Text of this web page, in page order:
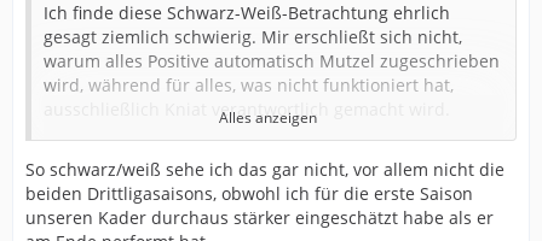
Ich finde diese Schwarz-Weiß-Betrachtung ehrlich
gesagt ziemlich schwierig. Mir erschließt sich nicht,
warum alles Positive automatisch Mutzel zugeschrieben
wird, während für alles, was nicht funktioniert hat,
ausschließlich Kniat verantwortlich gemacht wird.
Aufstieg und das Pokalfinale. Das ist unbestritten.
Gleichzeitig sollte man aber auch nicht so tun, als hätte
er sportlich nahezu fehlerfrei gearbeitet. Die
Alles anzeigen
So schwarz/weiß sehe ich das gar nicht, vor allem nicht die
beiden Drittligasaisons, obwohl ich für die erste Saison
unseren Kader durchaus stärker eingeschätzt habe als er